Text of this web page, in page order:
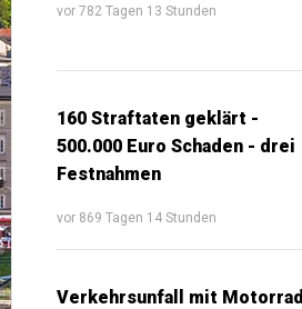
vor 782 Tagen 13 Stunden
160 Straftaten geklärt -
500.000 Euro Schaden - drei
Festnahmen
vor 869 Tagen 14 Stunden
Verkehrsunfall mit Motorrad